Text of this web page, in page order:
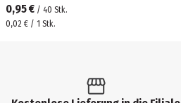
0,95 € / 40 Stk.
0,02 € / 1 Stk.